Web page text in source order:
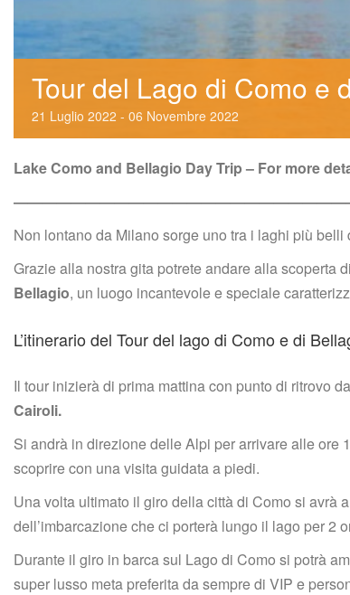
Tour del Lago di Como e
21 Luglio 2022 - 06 Novembre 2022
Lake Como and Bellagio Day Trip – For more
Non lontano da Milano sorge uno tra i laghi più belli
Grazie alla nostra gita potrete andare alla scoperta
Bellagio, un luogo incantevole e speciale
L’itinerario del Tour del lago di Como e di
Il tour inizierà di prima mattina con punto di ritrovo
Cairoli.
Si andrà in direzione delle Alpi per arrivare alle ore
coprire con una visita guidata a piedi.
Una volta ultimato il giro della città di Como si avrà
dell’imbarcazione che ci porterà lungo il lago per 2
Durante il giro in barca sul Lago di Como si potrà
uper lusso meta preferita da sempre di VIP e